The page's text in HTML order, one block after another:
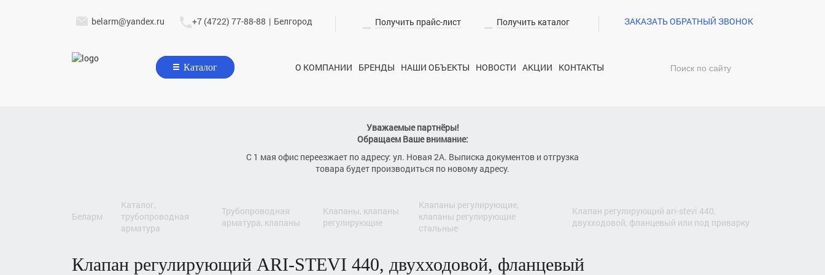
belarm@yandex.ru +7 (4722) 77-88-88 | Белгород Получить прайс-лист Получить каталог ЗАКАЗАТЬ ОБРАТНЫЙ ЗВОНОК
Каталог О КОМПАНИИ БРЕНДЫ НАШИ ОБЪЕКТЫ НОВОСТИ АКЦИИ КОНТАКТЫ
Уважаемые партнёры!
Обращаем Ваше внимание:
С 1 мая офис переезжает по адресу: ул. Новая 2А. Выписка документов и отгрузка
товара будет производиться по новому адресу.
беларм
каталог,
трубопроводная
арматура
трубопроводная
арматура, клапаны
клапаны, клапаны
регулирующие
клапаны регулирующие,
клапаны регулирующие
стальные
клапан регулирующий ari-stevi 440,
двухходовой, фланцевый или под приварку
клапан регулирующий ARI-STEVI 440, двухходовой, фланцевый